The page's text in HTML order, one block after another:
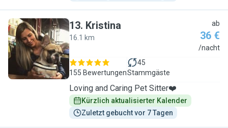
K
13. Kristina
16.1 km
ab
36 €
/nacht
155 Bewertungen
45
Stammgäste
Loving and Caring Pet Sitter❤️
Kürzlich aktualisierter Kalender
Zuletzt gebucht vor 7 Tagen